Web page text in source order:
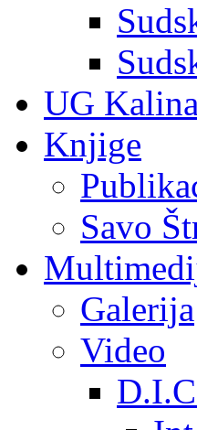
UG Kalina
Knjige
Savo
Galerija
Video